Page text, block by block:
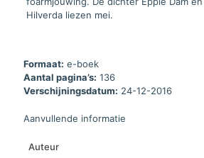
Hilverda liezen mei.
Formaat: e-boek
Aantal pagina’s: 136
Verschijningsdatum: 24-12-2016
Aanvullende informatie
Auteur